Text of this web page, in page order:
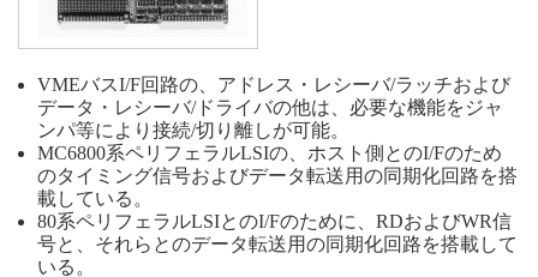
VMEバスI/F回路の、アドレス・レシーバ/ラッチおよび
データ・レシーバ/ドライバの他は、必要な機能をジャ
ンパ等により接続/切り離しが可能。
MC6800系ペリフェラルLSIの、ホスト側とのI/Fのため
のタイミング信号およびデータ転送用の同期化回路を搭
載している。
80系ペリフェラルLSIとのI/Fのために、RDおよびWR信
号と、それらとのデータ転送用の同期化回路を搭載して
いる。